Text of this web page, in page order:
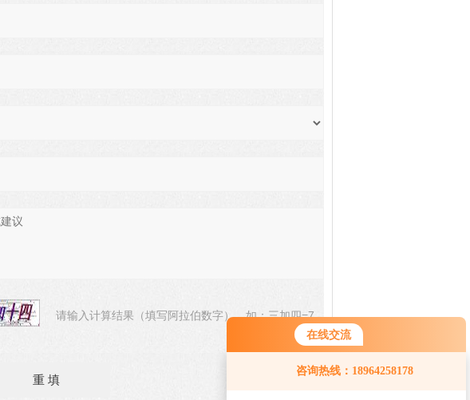
在线交流
咨询热线：18964258178
您好！欢迎前来咨询，很高兴为您
服务，请问您要咨询什么问题呢？
请输入计算结果（填写阿拉伯数字），如：三加四=7